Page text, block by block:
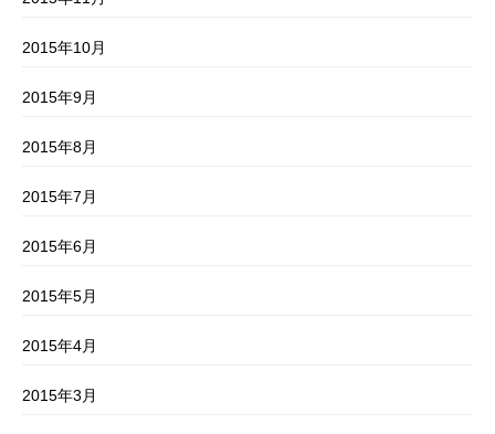
2015年10月
2015年9月
2015年8月
2015年7月
2015年6月
2015年5月
2015年4月
2015年3月